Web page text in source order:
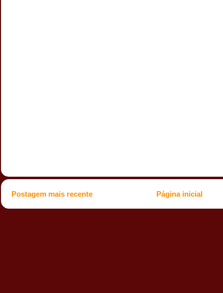
Postagem mais recente Página inicial